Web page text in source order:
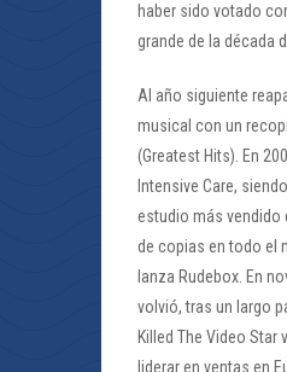
haber sido votado
grande de la década
Al año siguiente
musical con un
(Greatest Hits). En
Intensive Care,
estudio más vendido
de copias en todo el
lanza Rudebox. En
volvió, tras un largo
Killed The Video Star
liderar en ventas en